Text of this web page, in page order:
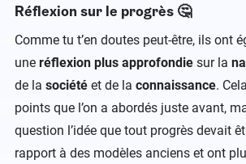
Réflexion sur le progrès 🤔
Comme tu t’en doutes peut-être, ils ont
une réflexion plus approfondie sur la
de la société et de la connaissance.
points que l’on a abordés juste avant,
question l’idée que tout progrès devait
rapport à des modèles anciens et ont